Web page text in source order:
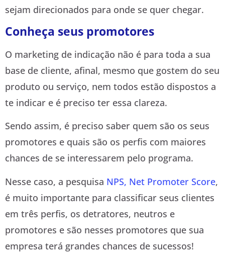
sejam direcionados para onde se quer chegar.
Conheça seus promotores
O marketing de indicação não é para toda a sua
base de cliente, afinal, mesmo que gostem do seu
produto ou serviço, nem todos estão dispostos a
te indicar e é preciso ter essa clareza.
Sendo assim, é preciso saber quem são os seus
promotores e quais são os perfis com maiores
chances de se interessarem pelo programa.
Nesse caso, a pesquisa NPS, Net Promoter Score,
é muito importante para classificar seus clientes
em três perfis, os detratores, neutros e
promotores e são nesses promotores que sua
empresa terá grandes chances de sucessos!